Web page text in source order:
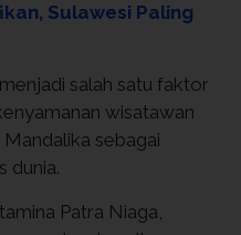
Sulawesi Paling
salah satu faktor
wisatawan
sebagai
dunia.
Patra Niaga,